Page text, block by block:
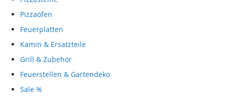
Pizzaöfen
Feuerplatten
Kamin & Ersatzteile
Grill & Zubehör
Feuerstellen & Gartendeko
Sale %